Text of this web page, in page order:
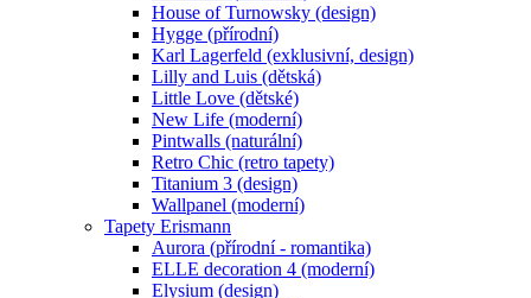
House of Turnowsky (design)
Hygge (přírodní)
Karl Lagerfeld (exklusivní, design)
Lilly and Luis (dětská)
Little Love (dětské)
New Life (moderní)
Pintwalls (naturální)
Retro Chic (retro tapety)
Titanium 3 (design)
Wallpanel (moderní)
Tapety Erismann
Aurora (přírodní - romantika)
ELLE decoration 4 (moderní)
Elysium (design)